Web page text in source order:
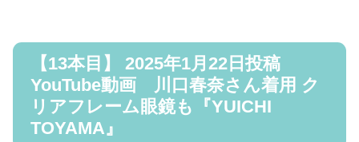
【13本目】 2025年1月22日投稿
YouTube動画 川口春奈さん着用 ク
リアフレーム眼鏡も『YUICHI
TOYAMA』